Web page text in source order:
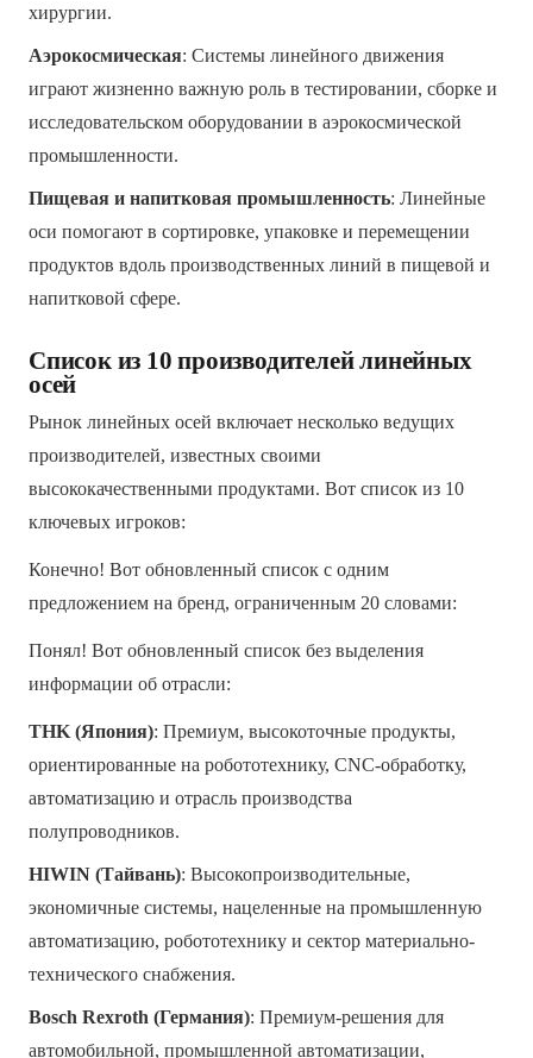
хирургии.
Аэрокосмическая: Системы линейного движения
играют жизненно важную роль в тестировании, сборке и
исследовательском оборудовании в аэрокосмической
промышленности.
Пищевая и напитковая промышленность: Линейные
оси помогают в сортировке, упаковке и перемещении
продуктов вдоль производственных линий в пищевой и
напитковой сфере.
Список из 10 производителей линейных
осей
Рынок линейных осей включает несколько ведущих
производителей, известных своими
высококачественными продуктами. Вот список из 10
ключевых игроков:
Конечно! Вот обновленный список с одним
предложением на бренд, ограниченным 20 словами:
Понял! Вот обновленный список без выделения
информации об отрасли:
THK (Япония): Премиум, высокоточные продукты,
ориентированные на робототехнику, CNC-обработку,
автоматизацию и отрасль производства
полупроводников.
HIWIN (Тайвань): Высокопроизводительные,
экономичные системы, нацеленные на промышленную
автоматизацию, робототехнику и сектор материально-
технического снабжения.
Bosch Rexroth (Германия): Премиум-решения для
автомобильной, промышленной автоматизации,